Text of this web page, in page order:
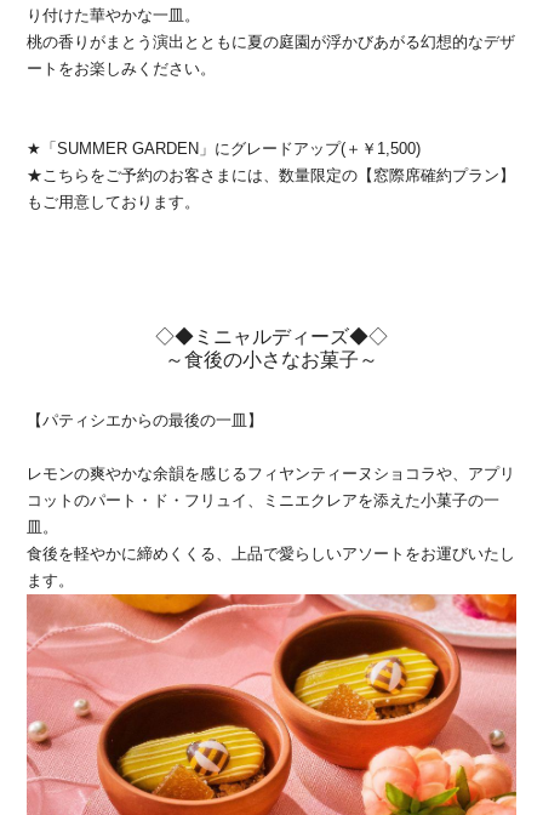
り付けた華やかな一皿。
桃の香りがまとう演出とともに夏の庭園が浮かびあがる幻想的なデザ
ートをお楽しみください。
★「SUMMER GARDEN」にグレードアップ(＋￥1,500)
★こちらをご予約のお客さまには、数量限定の【窓際席確約プラン】
もご用意しております。
◇◆ミニャルディーズ◆◇
～食後の小さなお菓子～
【パティシエからの最後の一皿】
レモンの爽やかな余韻を感じるフィヤンティーヌショコラや、アプリ
コットのパート・ド・フリュイ、ミニエクレアを添えた小菓子の一
皿。
食後を軽やかに締めくくる、上品で愛らしいアソートをお運びいたし
ます。